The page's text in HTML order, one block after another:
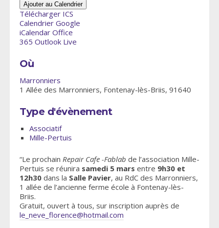
Ajouter au Calendrier
Télécharger ICS
Calendrier Google
iCalendar Office
365 Outlook Live
Où
Marronniers
1 Allée des Marronniers, Fontenay-lès-Briis, 91640
Type d'évènement
Associatif
Mille-Pertuis
“Le prochain Repair Cafe -Fablab de l’association Mille-
Pertuis se réunira samedi 5 mars entre 9h30 et
12h30 dans la Salle Pavier, au RdC des Marronniers,
1 allée de l’ancienne ferme école à Fontenay-lès-
Briis.
Gratuit, ouvert à tous, sur inscription auprès de
le_neve_florence@hotmail.com